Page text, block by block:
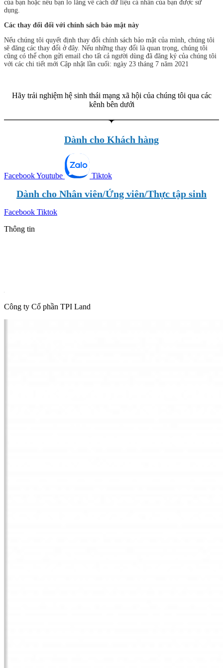
của bạn hoặc nếu bạn lo lắng về cách dữ liệu cá nhân của bạn được sử
dụng.
Các thay đổi đối với chính sách bảo mật này
Nếu chúng tôi quyết định thay đổi chính sách bảo mật của mình, chúng tôi
sẽ đăng các thay đổi ở đây. Nếu những thay đổi là quan trọng, chúng tôi
cũng có thể chọn gửi email cho tất cả người dùng đã đăng ký của chúng tôi
với các chi tiết mới Cập nhật lần cuối: ngày 23 tháng 7 năm 2021
Hãy trải nghiệm hệ sinh thái mạng xã hội của chúng tôi qua các
kênh bên dưới
Dành cho Khách hàng
FacebookYoutube Tiktok
Dành cho Nhân viên/Ứng viên/Thực tập sinh
Facebook Tiktok
Thông tin
Công ty Cổ phần TPI Land